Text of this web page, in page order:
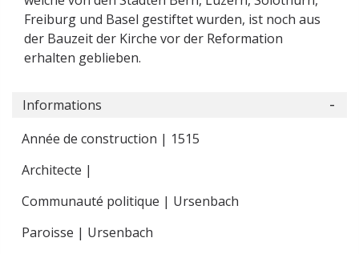
Freiburg und Basel gestiftet wurden, ist noch aus
der Bauzeit der Kirche vor der Reformation
erhalten geblieben.
Informations
Année de construction | 1515
Architecte |
Communauté politique | Ursenbach
Paroisse | Ursenbach